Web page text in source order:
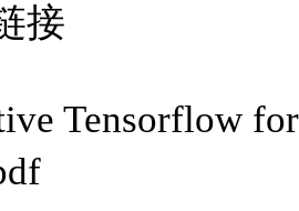
接
Tensorflow